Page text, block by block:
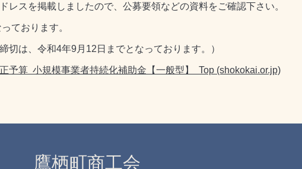
スを掲載しましたので、公募要領などの資料をご確認下さい。
ております。
切は、令和4年9月12日までとなっております。）
予算 小規模事業者持続化補助金【一般型】 Top (shokokai.or.jp)
鷹栖町商工会